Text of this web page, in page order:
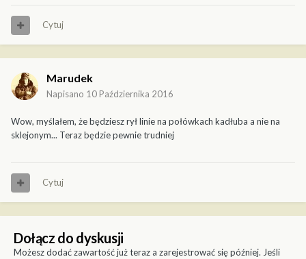
Cytuj
Marudek
Napisano 10 Października 2016
Wow, myślałem, że będziesz rył linie na połówkach kadłuba a nie na
sklejonym... Teraz będzie pewnie trudniej
Cytuj
Dołącz do dyskusji
Możesz dodać zawartość już teraz a zarejestrować się później. Jeśli